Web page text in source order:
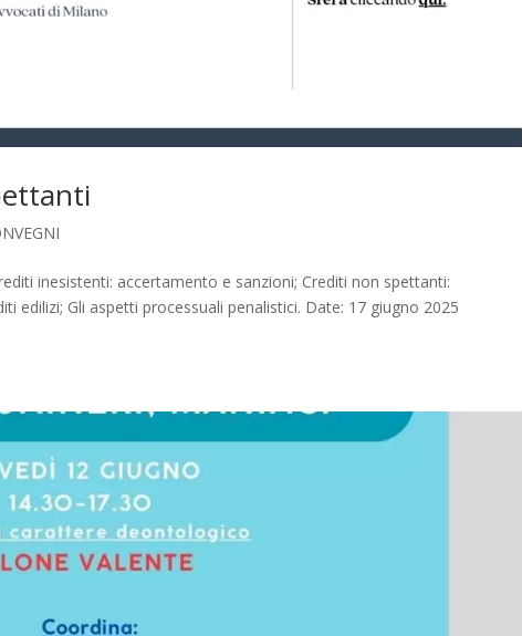
inesistenti: accertamento e sanzioni; Crediti non spettanti:
edilizi; Gli aspetti processuali penalistici. Date: 17 giugno 2025